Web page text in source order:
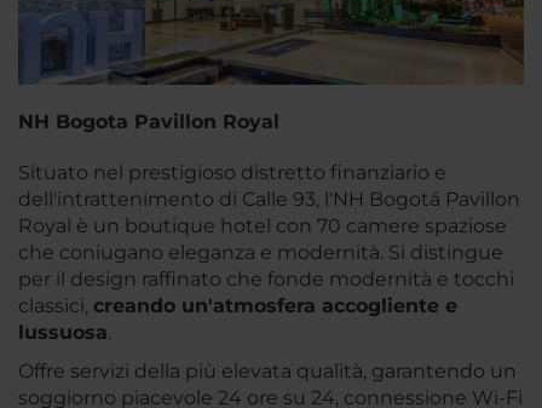
NH Bogota Pavillon Royal
Situato nel prestigioso distretto finanziario e
dell'intrattenimento di Calle 93, l'NH Bogotá Pavillon
Royal è un boutique hotel con 70 camere spaziose
che coniugano eleganza e modernità. Si distingue
per il design raffinato che fonde modernità e tocchi
classici, creando un'atmosfera accogliente e
lussuosa.
Offre servizi della più elevata qualità, garantendo un
soggiorno piacevole 24 ore su 24, connessione Wi-Fi